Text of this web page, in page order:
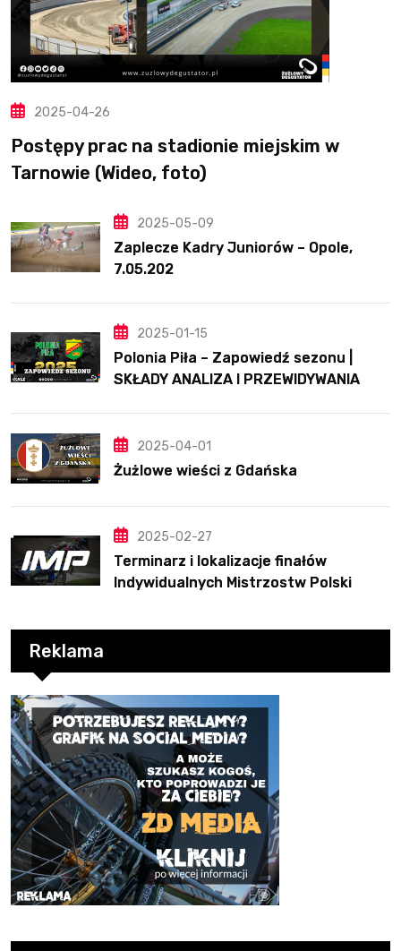
2025-04-26
Postępy prac na stadionie miejskim w
Tarnowie (Wideo, foto)
2025-05-09
Zaplecze Kadry Juniorów – Opole,
7.05.202
2025-01-15
Polonia Piła – Zapowiedź sezonu |
SKŁADY ANALIZA I PRZEWIDYWANIA
2025-04-01
Żużlowe wieści z Gdańska
2025-02-27
Terminarz i lokalizacje finałów
Indywidualnych Mistrzostw Polski
Reklama